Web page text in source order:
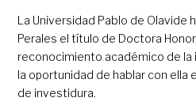
La Universidad Pablo de Olavide
Perales el título de Doctora
reconocimiento académico de
la oportunidad de hablar con ella
de investidura.